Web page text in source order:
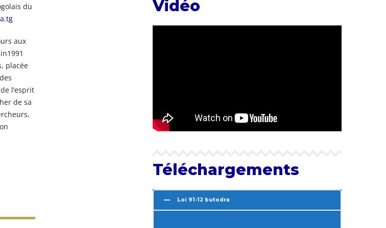
du
aux
placée
l’esprit
de sa
e dal blackjack fino al baccarat, ai jackpot e alle promozioni che accompagnano le diverse categorie
Vidéo
Téléchargements
Loi 91-12 butodra